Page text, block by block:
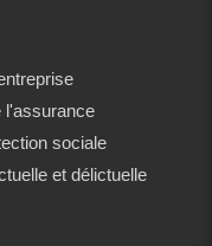
l'assurance
sociale
et délictuelle